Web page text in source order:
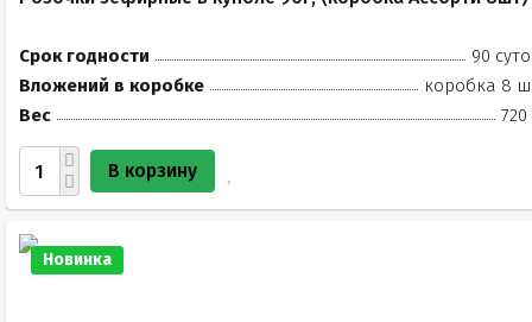
Срок годности
90
Вложений в коробке
коробка 8
Вес
720
В корзину
Новинка